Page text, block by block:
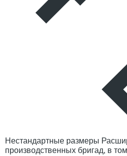
Нестандартные размеры
производственных бригад, в